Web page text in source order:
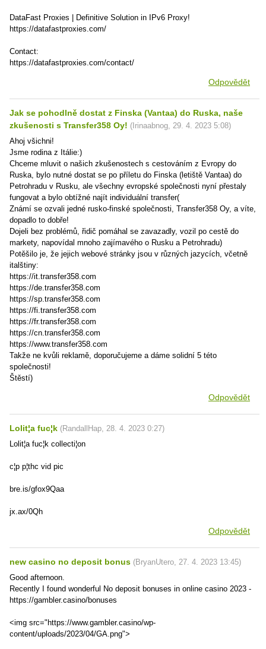
DataFast Proxies | Definitive Solution in IPv6 Proxy!
https://datafastproxies.com/
Contact:
https://datafastproxies.com/contact/
Odpovědět
Jak se pohodlně dostat z Finska (Vantaa) do Ruska, naše
zkušenosti s Transfer358 Oy! ( Irinaabnog, 29. 4. 2023 5:08)
Ahoj všichni!
Jsme rodina z Itálie:)
Chceme mluvit o našich zkušenostech s cestováním z Evropy do
Ruska, bylo nutné dostat se po příletu do Finska (letiště Vantaa) do
Petrohradu v Rusku, ale všechny evropské společnosti nyní přestaly
fungovat a bylo obtížné najít individuální transfer(
Známí se ozvali jedné rusko-finské společnosti, Transfer358 Oy, a víte,
dopadlo to dobře!
Dojeli bez problémů, řidič pomáhal se zavazadly, vozil po cestě do
markety, napovídal mnoho zajímavého o Rusku a Petrohradu)
Potěšilo je, že jejich webové stránky jsou v různých jazycích, včetně
italštiny:
https://it.transfer358.com
https://de.transfer358.com
https://sp.transfer358.com
https://fi.transfer358.com
https://fr.transfer358.com
https://cn.transfer358.com
https://www.transfer358.com
Takže ne kvůli reklamě, doporučujeme a dáme solidní 5 této
společnosti!
Štěstí)
Odpovědět
Lolit¦a fuc¦k (RandallHap, 28. 4. 2023 0:27)
Lolit¦a fuc¦k collecti¦on
c¦p p¦thc vid pic
bre.is/gfox9Qaa
jx.ax/0Qh
Odpovědět
new casino no deposit bonus (BryanUtero, 27. 4. 2023 13:45)
Good afternoon.
Recently I found wonderful No deposit bonuses in online casino 2023 -
https://gambler.casino/bonuses
<img src="https://www.gambler.casino/wp-
content/uploads/2023/04/GA.png">